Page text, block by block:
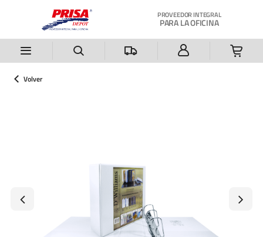
PROVEEDOR INTEGRAL
PARA LA OFICINA
Volver